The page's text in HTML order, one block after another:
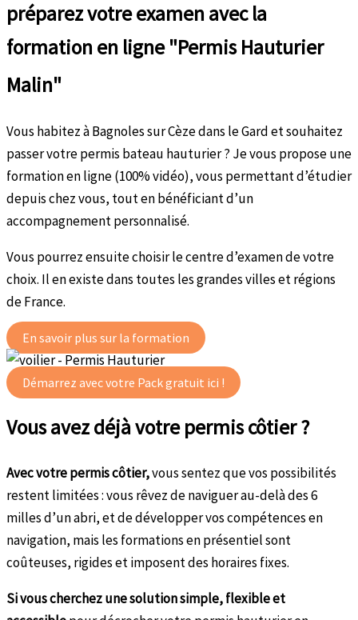
préparez votre examen avec la
formation en ligne "Permis Hauturier
Malin"
Vous habitez à Bagnoles sur Cèze dans le Gard et souhaitez
passer votre permis bateau hauturier ? Je vous propose une
formation en ligne (100% vidéo), vous permettant d’étudier
depuis chez vous, tout en bénéficiant d’un
accompagnement personnalisé.
Vous pourrez ensuite choisir le centre d’examen de votre
choix. Il en existe dans toutes les grandes villes et régions
de France.
En savoir plus sur la formation
Démarrez avec votre Pack gratuit ici !
Vous avez déjà votre permis côtier ?
Avec votre permis côtier,vous sentez que vos possibilités
restent limitées : vous rêvez de naviguer au-delà des 6
milles d’un abri, et de développer vos compétences en
navigation, mais les formations en présentiel sont
coûteuses, rigides et imposent des horaires fixes.
Si vous cherchez une solutionsimple, flexible et